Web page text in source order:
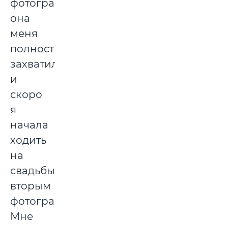
фотографией,
она
меня
полностью
захватила,
и
скоро
я
начала
ходить
на
свадьбы
вторым
фотографом.
Мне